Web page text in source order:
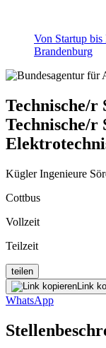
Von Startup
Brandenburg
Technische/r
Technische/r
Kügler Ingenieure
Cottbus
Vollzeit
Teilzeit
teilen
Link
WhatsApp